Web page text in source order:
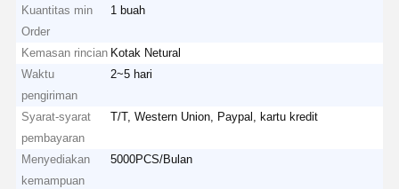
Kuantitas min
Order
1 buah
Kemasan rincian Kotak Netural
Waktu
pengiriman
2~5 hari
Syarat-syarat
pembayaran
T/T, Western Union, Paypal, kartu kredit
Menyediakan
kemampuan
5000PCS/Bulan